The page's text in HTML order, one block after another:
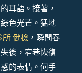
耳語。接著，
色光芒。猛地
所 健檢 ，瞬間吞
後，窄巷恢復
的表情。何手